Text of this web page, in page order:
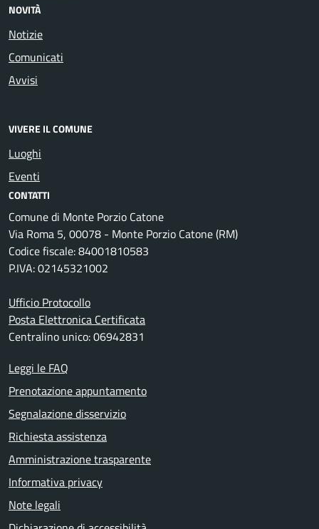
NOVITÀ
Notizie
Comunicati
Avvisi
VIVERE IL COMUNE
Luoghi
Eventi
CONTATTI
Comune di Monte Porzio Catone
Via Roma 5, 00078 - Monte Porzio Catone (RM)
Codice fiscale: 84001810583
P.IVA: 02145321002
Ufficio Protocollo
Posta Elettronica Certificata
Centralino unico: 06942831
Leggi le FAQ
Prenotazione appuntamento
Segnalazione disservizio
Richiesta assistenza
Amministrazione trasparente
Informativa privacy
Note legali